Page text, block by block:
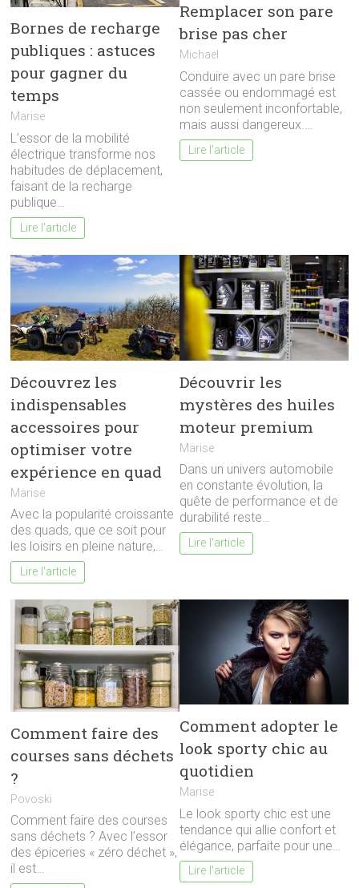
Bornes de recharge
publiques : astuces
pour gagner du
temps
Marise
L’essor de la mobilité
électrique transforme nos
habitudes de déplacement,
faisant de la recharge
publique…
Lire l'article
Remplacer son pare
brise pas cher
Michael
Conduire avec un pare brise
cassée ou endommagé est
non seulement inconfortable,
mais aussi dangereux.…
Lire l'article
Découvrez les
indispensables
accessoires pour
optimiser votre
expérience en quad
Marise
Avec la popularité croissante
des quads, que ce soit pour
les loisirs en pleine nature,…
Lire l'article
Découvrir les
mystères des huiles
moteur premium
Marise
Dans un univers automobile
en constante évolution, la
quête de performance et de
durabilité reste…
Lire l'article
Comment faire des
courses sans déchets
?
Povoski
Comment faire des courses
sans déchets ? Avec l’essor
des épiceries « zéro déchet »,
il est…
Comment adopter le
look sporty chic au
quotidien
Marise
Le look sporty chic est une
tendance qui allie confort et
élégance, parfaite pour une…
Lire l'article